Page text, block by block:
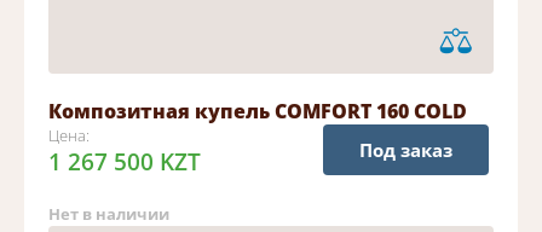
Композитная купель COMFORT 160 COLD
Цена:
1 267 500 KZT
Нет в наличии
Под заказ